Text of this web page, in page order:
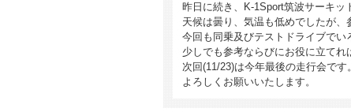
昨日に続き、K-1Sport筑波サーキッ
天候は曇り、気温も低めでしたが
今回も同乗及びテストドライブでい
少しでも参考ならびにお役に立てれ
次回(11/23)は今年最後の走行会です。
よろしくお願いいたします。